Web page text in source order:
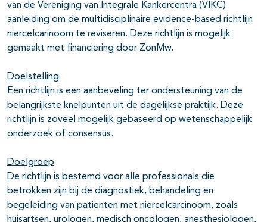
van de Vereniging van Integrale Kankercentra (VIKC)
aanleiding om de multidisciplinaire evidence-based richtlijn
niercelcarinoom te reviseren. Deze richtlijn is mogelijk
gemaakt met financiering door ZonMw.
Doelstelling
Een richtlijn is een aanbeveling ter ondersteuning van de
belangrijkste knelpunten uit de dagelijkse praktijk. Deze
richtlijn is zoveel mogelijk gebaseerd op wetenschappelijk
onderzoek of consensus.
Doelgroep
De richtlijn is bestemd voor alle professionals die
betrokken zijn bij de diagnostiek, behandeling en
begeleiding van patiënten met niercelcarcinoom, zoals
huisartsen, urologen, medisch oncologen, anesthesiologen,